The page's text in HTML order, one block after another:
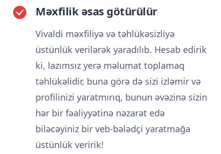
Məxfilik əsas götürülür
Vivaldi məxfiliyə və təhlükəsizliyə
üstünlük verilərək yaradılıb. Hesab edirik
ki, lazımsız yerə məlumat toplamaq
təhlükəlidir, buna görə də sizi izləmir və
profilinizi yaratmırıq, bunun əvəzinə sizin
hər bir fəaliyyətinə nəzarət edə
biləcəyiniz bir veb-bələdçi yaratmağa
üstünlük veririk!